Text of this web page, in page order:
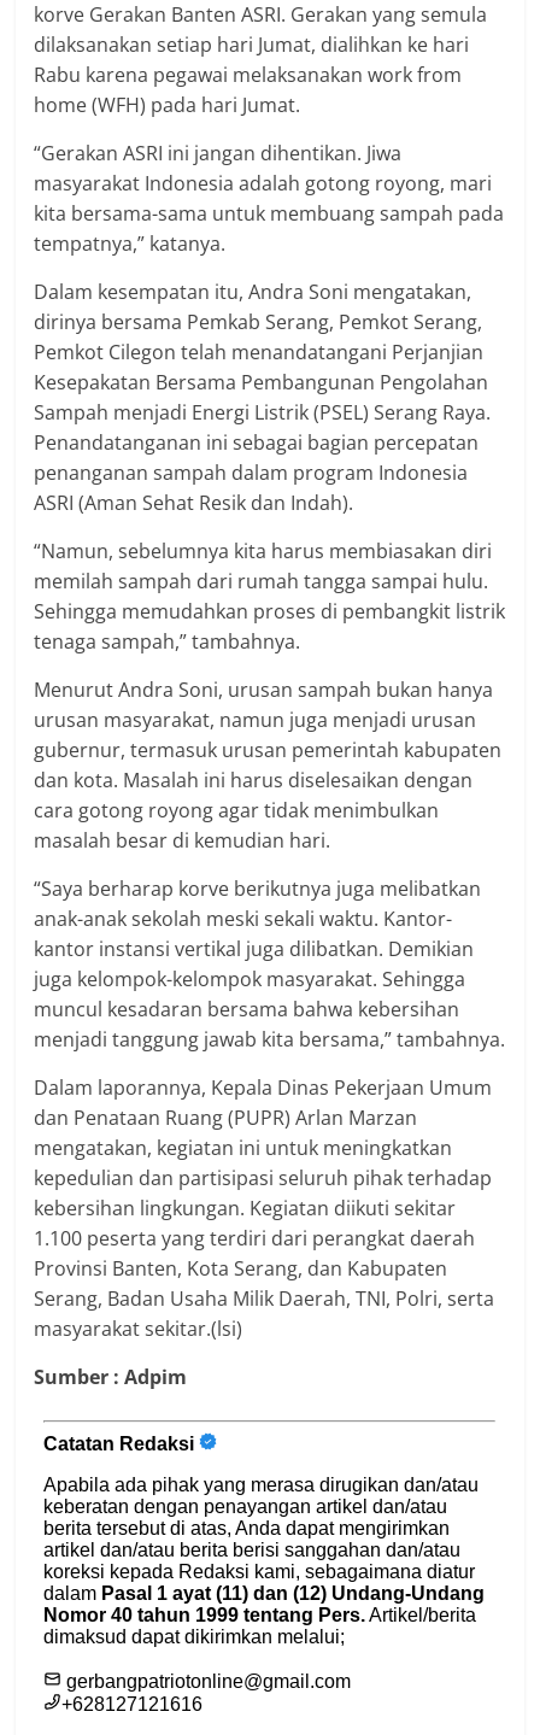
korve Gerakan Banten ASRI. Gerakan yang semula
dilaksanakan setiap hari Jumat, dialihkan ke hari
Rabu karena pegawai melaksanakan work from
home (WFH) pada hari Jumat.
“Gerakan ASRI ini jangan dihentikan. Jiwa
masyarakat Indonesia adalah gotong royong, mari
kita bersama-sama untuk membuang sampah pada
tempatnya,” katanya.
Dalam kesempatan itu, Andra Soni mengatakan,
dirinya bersama Pemkab Serang, Pemkot Serang,
Pemkot Cilegon telah menandatangani Perjanjian
Kesepakatan Bersama Pembangunan Pengolahan
Sampah menjadi Energi Listrik (PSEL) Serang Raya.
Penandatanganan ini sebagai bagian percepatan
penanganan sampah dalam program Indonesia
ASRI (Aman Sehat Resik dan Indah).
“Namun, sebelumnya kita harus membiasakan diri
memilah sampah dari rumah tangga sampai hulu.
Sehingga memudahkan proses di pembangkit listrik
tenaga sampah,” tambahnya.
Menurut Andra Soni, urusan sampah bukan hanya
urusan masyarakat, namun juga menjadi urusan
gubernur, termasuk urusan pemerintah kabupaten
dan kota. Masalah ini harus diselesaikan dengan
cara gotong royong agar tidak menimbulkan
masalah besar di kemudian hari.
“Saya berharap korve berikutnya juga melibatkan
anak-anak sekolah meski sekali waktu. Kantor-
kantor instansi vertikal juga dilibatkan. Demikian
juga kelompok-kelompok masyarakat. Sehingga
muncul kesadaran bersama bahwa kebersihan
menjadi tanggung jawab kita bersama,” tambahnya.
Dalam laporannya, Kepala Dinas Pekerjaan Umum
dan Penataan Ruang (PUPR) Arlan Marzan
mengatakan, kegiatan ini untuk meningkatkan
kepedulian dan partisipasi seluruh pihak terhadap
kebersihan lingkungan. Kegiatan diikuti sekitar
1.100 peserta yang terdiri dari perangkat daerah
Provinsi Banten, Kota Serang, dan Kabupaten
Serang, Badan Usaha Milik Daerah, TNI, Polri, serta
masyarakat sekitar.(lsi)
Sumber : Adpim